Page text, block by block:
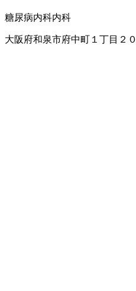
糖尿病内科内科
大阪府和泉市府中町１丁目２